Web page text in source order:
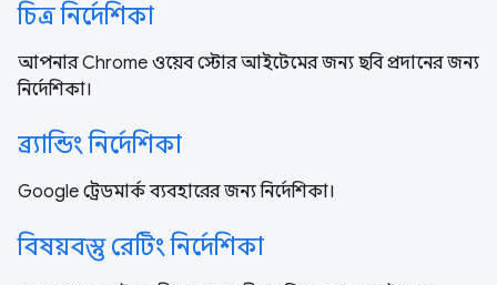
চিত্র নির্দেশিকা
আপনার Chrome ওয়েব স্টোর আইটেমের জন্য ছবি প্রদানের জন্য
নির্দেশিকা।
ব্র্যান্ডিং নির্দেশিকা
Google ট্রেডমার্ক ব্যবহারের জন্য নির্দেশিকা।
বিষয়বস্তু রেটিং নির্দেশিকা